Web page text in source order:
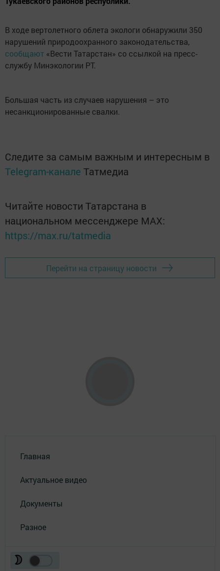
В ходе вертолетного облета экологи обнаружили 350
нарушений природоохранного законодательства,
сообщают «Вести Татарстан» со ссылкой на пресс-
службу Минэкологии РТ.
Большая часть из случаев нарушения – это
несанкционированные свалки.
Следите за самым важным и интересным в
Telegram-канале Татмедиа
Читайте новости Татарстана в
национальном мессенджере MАХ:
https://max.ru/tatmedia
Перейти на страницу новости
Главная
Актуальное видео
Документы
Разное